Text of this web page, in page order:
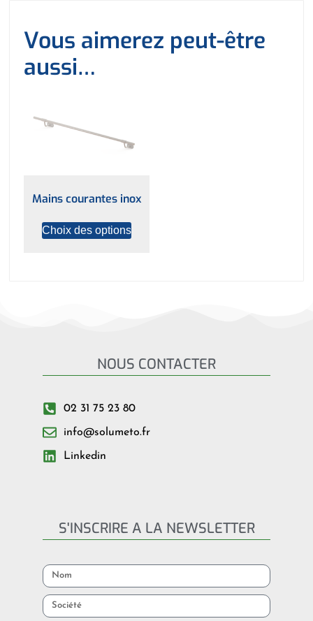
Vous aimerez peut-être
aussi…
Mains courantes inox
Choix des options
NOUS CONTACTER
02 31 75 23 80
info@solumeto.fr
Linkedin
S'INSCRIRE A LA NEWSLETTER